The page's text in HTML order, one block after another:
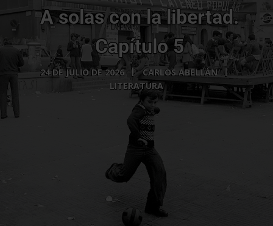
A solas con la libertad.
Capítulo 5
24 DE JULIO DE 2026
CARLOS ABELLÁN
LITERATURA